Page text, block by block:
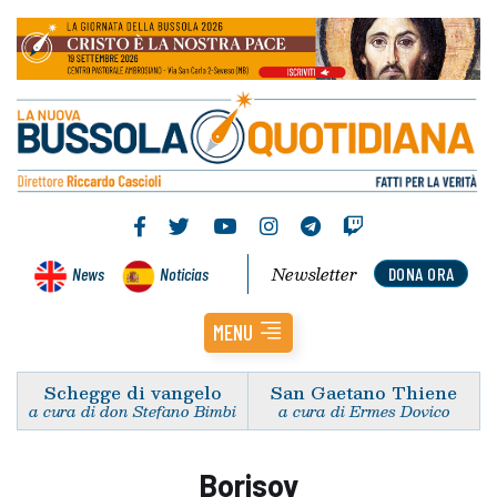
News Noticias DONA ORA
Newsletter
MENU
Schegge di vangelo
a cura di don Stefano Bimbi
San Gaetano Thiene
a cura di Ermes Dovico
Borisov